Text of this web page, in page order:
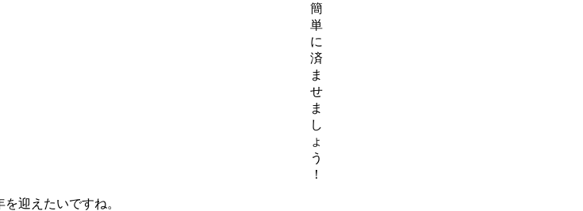
簡
単
に
済
ま
せ
ま
し
ょ
う
！
迎えたいですね。